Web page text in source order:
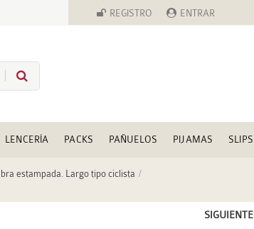
REGISTRO ENTRAR
LENCERÍA PACKS PAÑUELOS PIJAMAS SLIPS
estampada. Largo tipo ciclista
SIGUIENTE